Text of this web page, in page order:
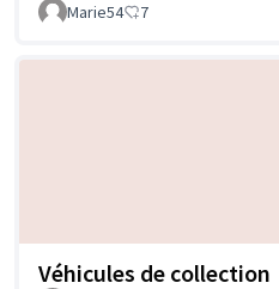
Marie54 7
Véhicules de collection